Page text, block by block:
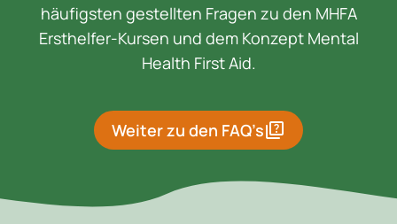
häufigsten gestellten Fragen zu den MHFA
Ersthelfer-Kursen und dem Konzept Mental
Health First Aid.
Weiter zu den FAQ’squiz